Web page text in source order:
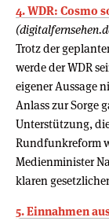
4. WDR: Cosmo
Trotz der
werde der WDR
eigener Aussage
Anlass zur Sorge
Unterstützung,
Rundfunkreform
Medienminister
klaren
5. Einnahmen